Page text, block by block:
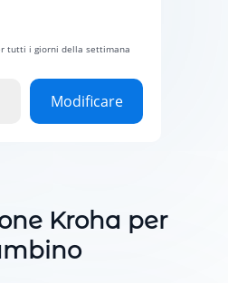
tutti i giorni della settimana
Modificare
Kroha per